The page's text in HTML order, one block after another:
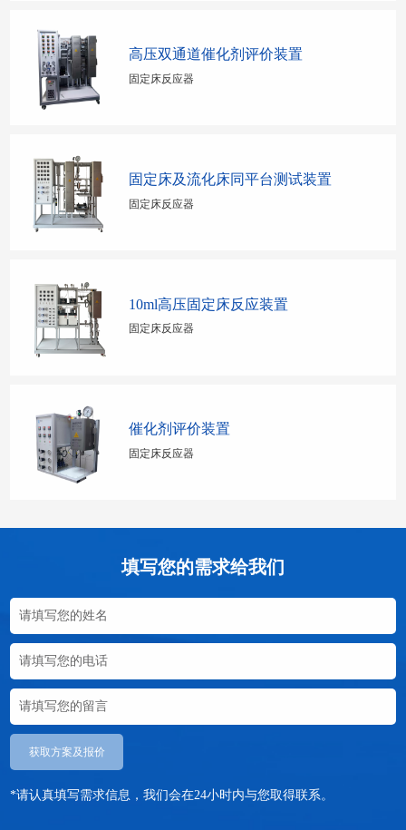
高压双通道催化剂评价装置
固定床反应器
固定床及流化床同平台测试装置
固定床反应器
10ml高压固定床反应装置
固定床反应器
催化剂评价装置
固定床反应器
填写您的需求给我们
获取方案及报价
*请认真填写需求信息，我们会在24小时内与您取得联系。